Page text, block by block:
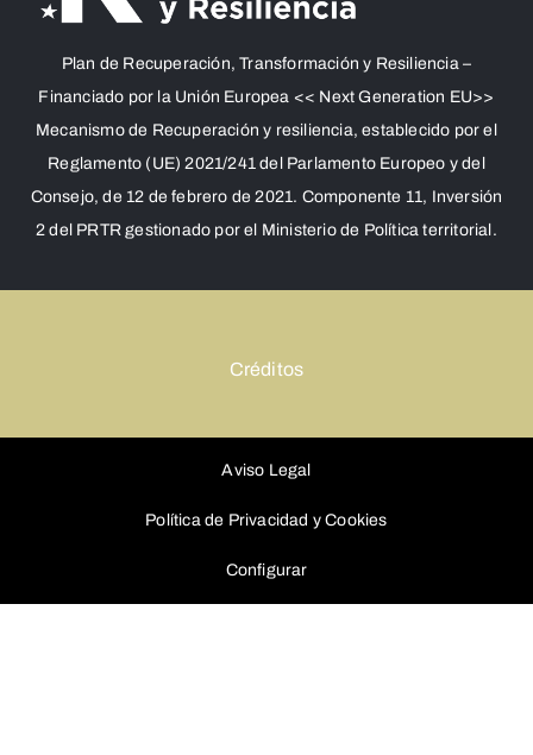
Plan de Recuperación, Transformación y Resiliencia –
Financiado por la Unión Europea << Next Generation EU>>
Mecanismo de Recuperación y resiliencia, establecido por el
Reglamento (UE) 2021/241 del Parlamento Europeo y del
Consejo, de 12 de febrero de 2021. Componente 11, Inversión
2 del PRTR gestionado por el Ministerio de Política territorial.
Créditos
Aviso Legal
Política de Privacidad y Cookies
Configurar